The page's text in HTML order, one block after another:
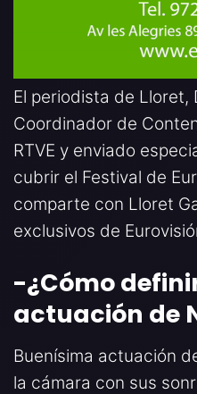
El periodista de Lloret,
Coordinador de
RTVE y enviado
cubrir el Festival de
comparte con Lloret
exclusivos de
-¿Cómo
actuación de
Buenísima actuación
la cámara con sus